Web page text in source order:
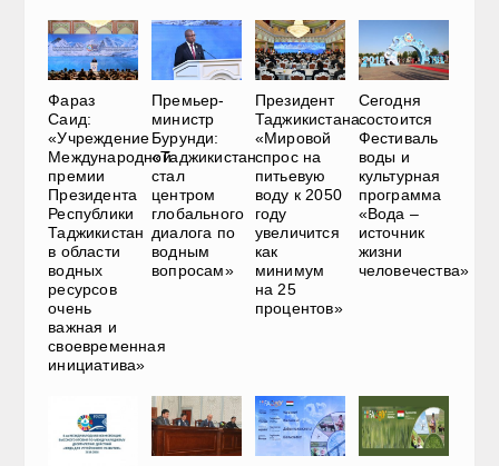
Фараз
Саид:
«Учреждение
Международной
премии
Президента
Республики
Таджикистан
в области
водных
ресурсов
очень
важная и
своевременная
инициатива»
Премьер-
министр
Бурунди:
«Таджикистан
стал
центром
глобального
диалога по
водным
вопросам»
Президент
Таджикистана:
«Мировой
спрос на
питьевую
воду к 2050
году
увеличится
как
минимум
на 25
процентов»
Сегодня
состоится
Фестиваль
воды и
культурная
программа
«Вода –
источник
жизни
человечества»